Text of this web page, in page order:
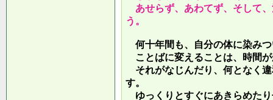
あせらず、あわてず、そして
う。
何十年間も、自分の体に染み
ことばに変えることは、時間
それがなじんだり、何となく
す。
ゆっくりとすぐにあきらめた